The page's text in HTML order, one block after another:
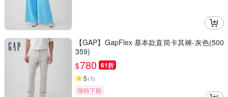
【GAP】GapFlex 基本款直筒卡其褲-灰色(500
359)
$780 61折
5 (1)
限時下殺